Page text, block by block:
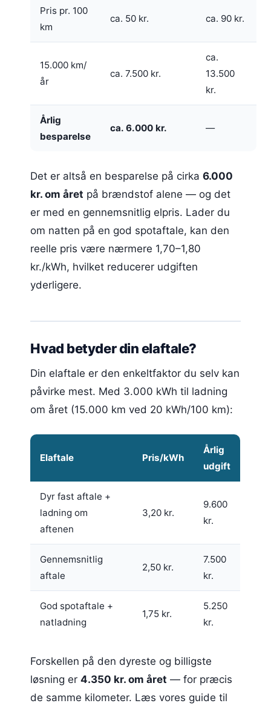
Pris pr. 100
km
ca. 50 kr. ca. 90 kr.
15.000 km/
år
ca. 7.500 kr.
ca.
13.500
kr.
Årlig
besparelse
ca. 6.000 kr. —
Det er altså en besparelse på cirka6.000
kr. om året på brændstof alene — og det
er med en gennemsnitlig elpris. Lader du
om natten på en god spotaftale, kan den
reelle pris være nærmere 1,70–1,80
kr./kWh, hvilket reducerer udgiften
yderligere.
Hvad betyder din elaftale?
Din elaftale er den enkeltfaktor du selv kan
påvirke mest. Med 3.000 kWh til ladning
om året (15.000 km ved 20 kWh/100 km):
Elaftale Pris/kWh
Årlig
udgift
Dyr fast aftale +
ladning om
aftenen
3,20 kr.
9.600
kr.
Gennemsnitlig
aftale
2,50 kr.
7.500
kr.
God spotaftale +
natladning
1,75 kr.
5.250
kr.
Forskellen på den dyreste og billigste
løsning er4.350 kr. om året — for præcis
de samme kilometer. Læs vores guide til